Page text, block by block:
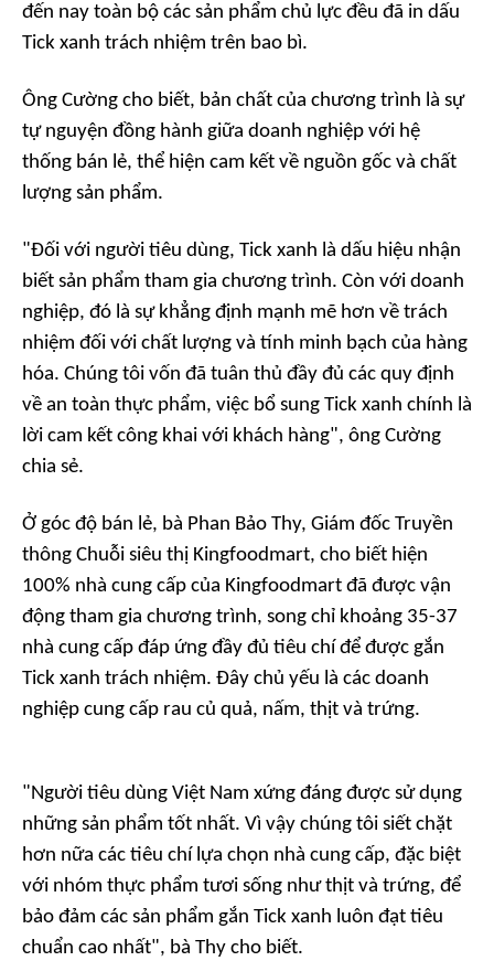
đến nay toàn bộ các sản phẩm chủ lực đều đã in dấu
Tick xanh trách nhiệm trên bao bì.
Ông Cường cho biết, bản chất của chương trình là sự
tự nguyện đồng hành giữa doanh nghiệp với hệ
thống bán lẻ, thể hiện cam kết về nguồn gốc và chất
lượng sản phẩm.
"Đối với người tiêu dùng, Tick xanh là dấu hiệu nhận
biết sản phẩm tham gia chương trình. Còn với doanh
nghiệp, đó là sự khẳng định mạnh mẽ hơn về trách
nhiệm đối với chất lượng và tính minh bạch của hàng
hóa. Chúng tôi vốn đã tuân thủ đầy đủ các quy định
về an toàn thực phẩm, việc bổ sung Tick xanh chính là
lời cam kết công khai với khách hàng", ông Cường
chia sẻ.
Ở góc độ bán lẻ, bà Phan Bảo Thy, Giám đốc Truyền
thông Chuỗi siêu thị Kingfoodmart, cho biết hiện
100% nhà cung cấp của Kingfoodmart đã được vận
động tham gia chương trình, song chỉ khoảng 35-37
nhà cung cấp đáp ứng đầy đủ tiêu chí để được gắn
Tick xanh trách nhiệm. Đây chủ yếu là các doanh
nghiệp cung cấp rau củ quả, nấm, thịt và trứng.
"Người tiêu dùng Việt Nam xứng đáng được sử dụng
những sản phẩm tốt nhất. Vì vậy chúng tôi siết chặt
hơn nữa các tiêu chí lựa chọn nhà cung cấp, đặc biệt
với nhóm thực phẩm tươi sống như thịt và trứng, để
bảo đảm các sản phẩm gắn Tick xanh luôn đạt tiêu
chuẩn cao nhất", bà Thy cho biết.